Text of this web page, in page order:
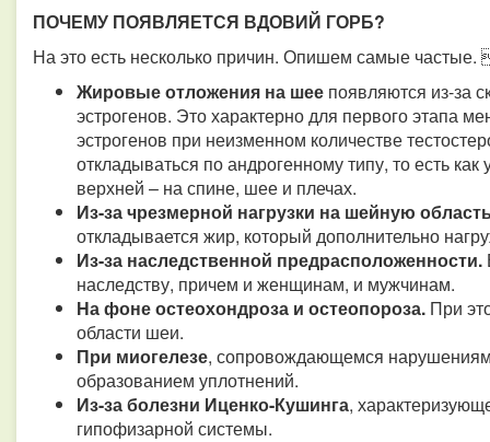
ПОЧЕМУ ПОЯВЛЯЕТСЯ ВДОВИЙ ГОРБ?
На это есть несколько причин. Опишем самые частые.
Жировые отложения на шее появляются из-за
эстрогенов. Это характерно для первого этапа
эстрогенов при неизменном количестве
откладываться по андрогенному типу, то есть
верхней – на спине, шее и плечах.
Из-за чрезмерной нагрузки на шейную
откладывается жир, который дополнительно
Из-за наследственной предрасположенности.
наследству, причем и женщинам, и мужчинам.
На фоне остеохондроза и остеопороза. При
области шеи.
При миогелезе, сопровождающемся
образованием уплотнений.
Из-за болезни Иценко-Кушинга,
гипофизарной системы.